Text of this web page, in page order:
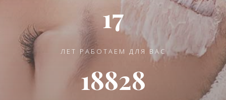
17
ЛЕТ РАБОТАЕМ ДЛЯ ВАС
18828